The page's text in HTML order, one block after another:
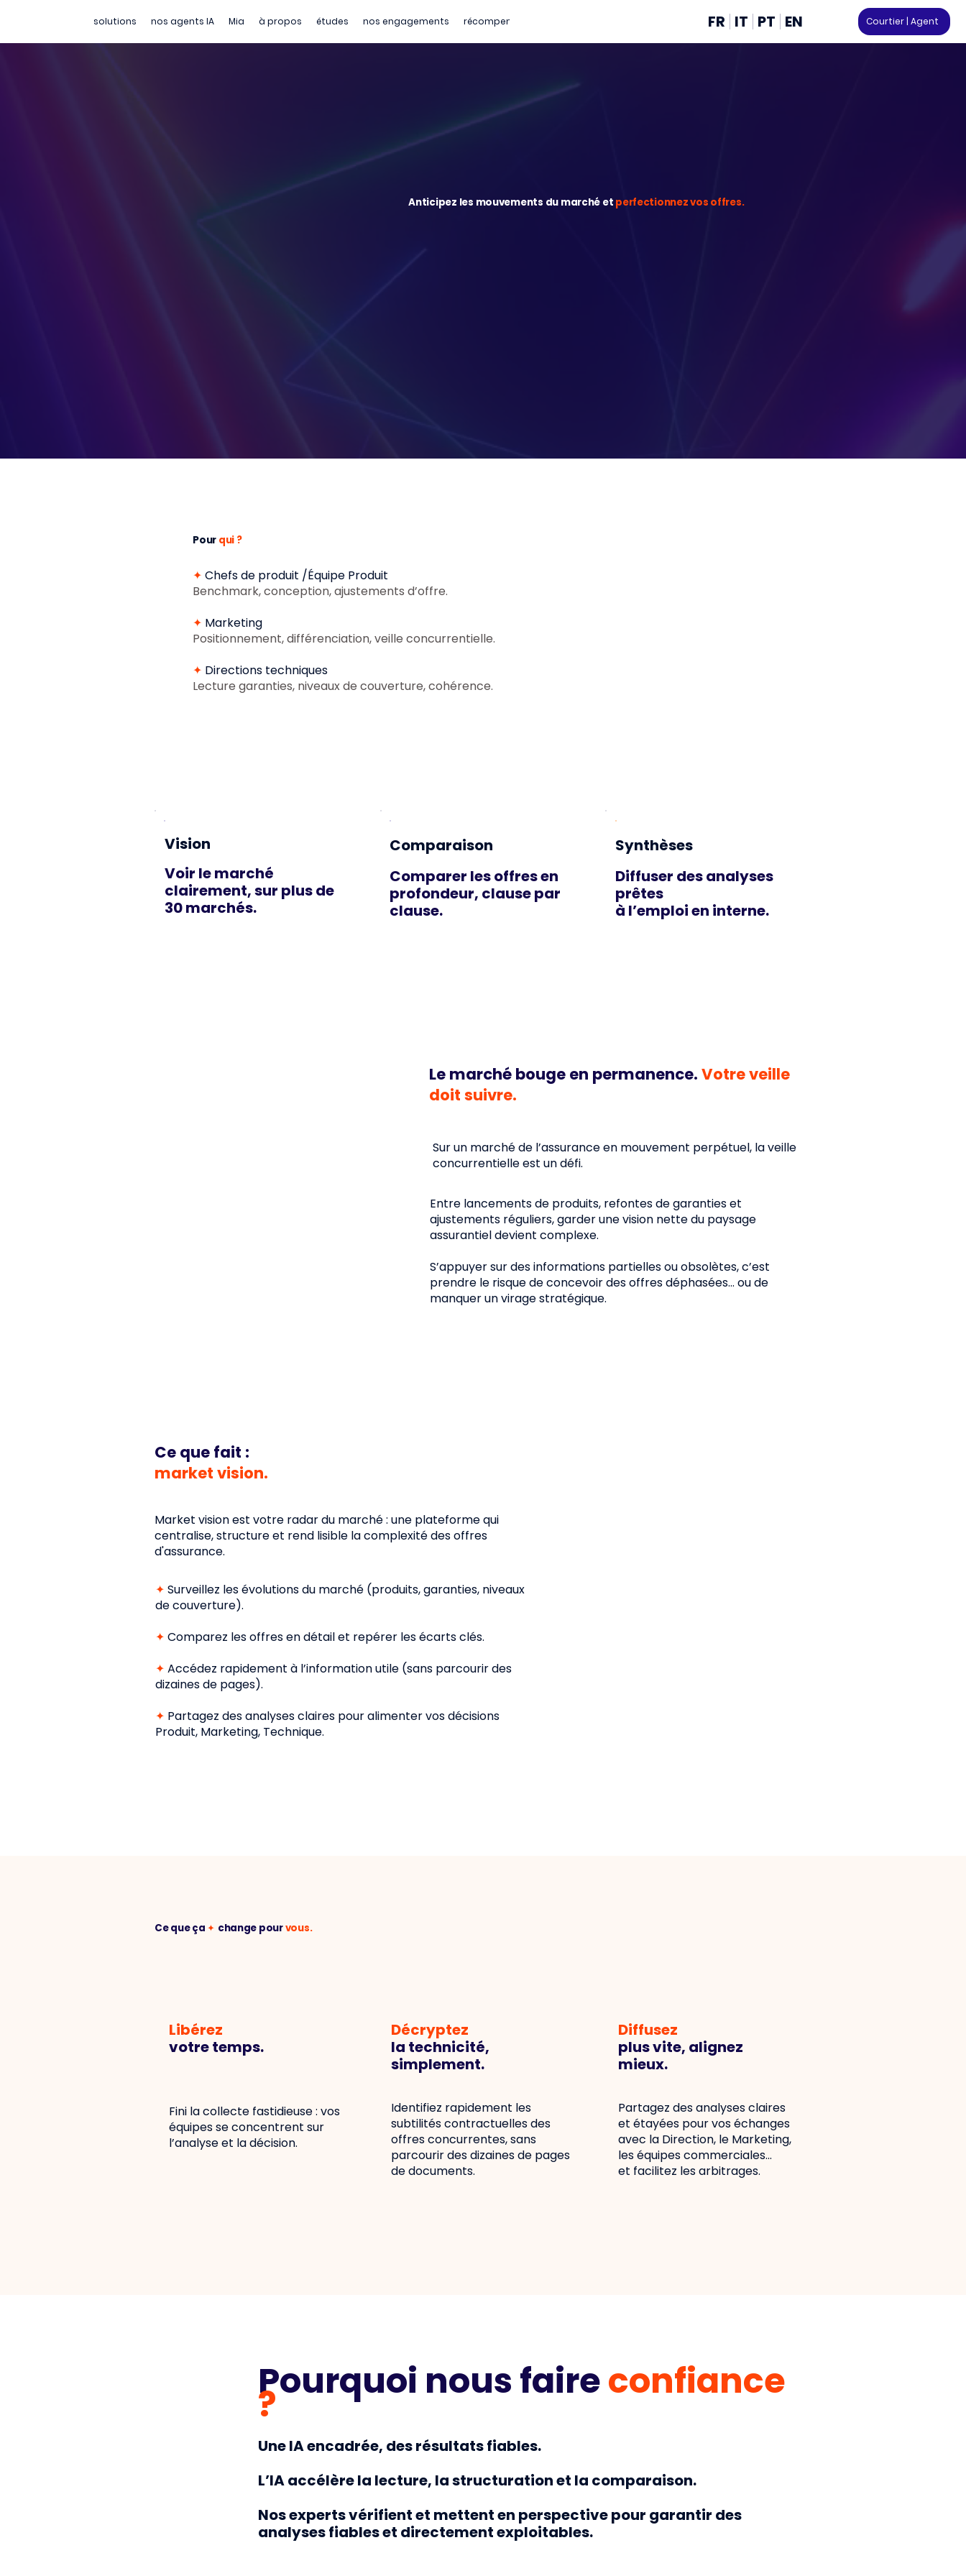
FR EN
IT PT Courtier | Agent
solutions nos agents IA Mia à propos études nos engagements récompenses
Ce que ça ✦ change pourvous.
Diffusez
plus vite, alignez
mieux.
Partagez des analyses claires
et étayées pour vos échanges
avec la Direction, le Marketing,
les équipes commerciales...
et facilitez les arbitrages.
Décryptez
la technicité,
simplement.
Identifiez rapidement les
subtilités contractuelles des
offres concurrentes, sans
parcourir des dizaines de pages
de documents.
Libérez
votre temps.
Fini la collecte fastidieuse : vos
équipes se concentrent sur
l’analyse et la décision.
Anticipez les mouvements du marché et perfectionnez vos offres.
Pour qui ?
✦ Chefs de produit /Équipe Produit
Benchmark, conception, ajustements d’offre.
✦ Marketing
Positionnement, différenciation, veille concurrentielle.
✦ Directions techniques
Lecture garanties, niveaux de couverture, cohérence.
Synthèses
Diffuser des analyses
prêtes
à l’emploi en interne.
Comparaison
Comparer les offres en
profondeur, clause par
clause.
Vision
Voir le marché
clairement, sur plus de
30 marchés.
Le marché bouge en permanence. Votre veille
doit suivre.
Sur un marché de l’assurance en mouvement perpétuel, la veille
concurrentielle est un défi.
Entre lancements de produits, refontes de garanties et
ajustements réguliers, garder une vision nette du paysage
assurantiel devient complexe.
S’appuyer sur des informations partielles ou obsolètes, c’est
prendre le risque de concevoir des offres déphasées... ou de
manquer un virage stratégique.
Ce que fait :
market vision.
Market vision est votre radar du marché : une plateforme qui
centralise, structure et rend lisible la complexité des offres
d'assurance.
✦ Surveillez les évolutions du marché (produits, garanties, niveaux
de couverture).
✦ Comparez les offres en détail et repérer les écarts clés.
✦ Accédez rapidement à l’information utile (sans parcourir des
dizaines de pages).
✦ Partagez des analyses claires pour alimenter vos décisions
Produit, Marketing, Technique.
Pourquoi nous faireconfiance
?
Une IA encadrée, des résultats fiables.
L’IA accélère la lecture, la structuration et la comparaison.
Nos experts vérifient et mettent en perspective pour garantir des
analyses fiables et directement exploitables.